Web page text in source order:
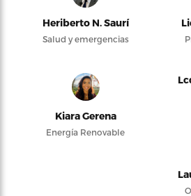
Heriberto N. Saurí
Salud y emergencias
Kiara Gerena
Energía Renovable